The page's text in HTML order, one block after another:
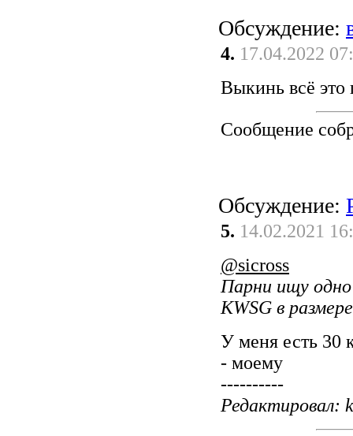
Обсуждение:
4. 17.04.2022
Выкинь всё это
Сообщение
Обсуждение:
5. 14.02.2021
@sicross
Парни ищу одно
KWSG в
У меня есть 30
- моему
----------
Редактировал: